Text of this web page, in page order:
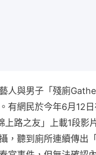
人與男子「殘廁
有網民於今年6月12日
路之友」上載1段影
，聽到廁所連續傳出